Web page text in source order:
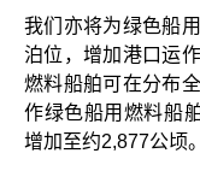
我们亦将为绿色船
泊位，增加港口运
燃料船舶可在分布
作绿色船用燃料船
增加至约2,877公顷。